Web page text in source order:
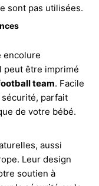
sont pas utilisées.
encolure
peut être imprimé
team. Facile
parfait
de votre bébé.
aussi
Leur design
soutien à